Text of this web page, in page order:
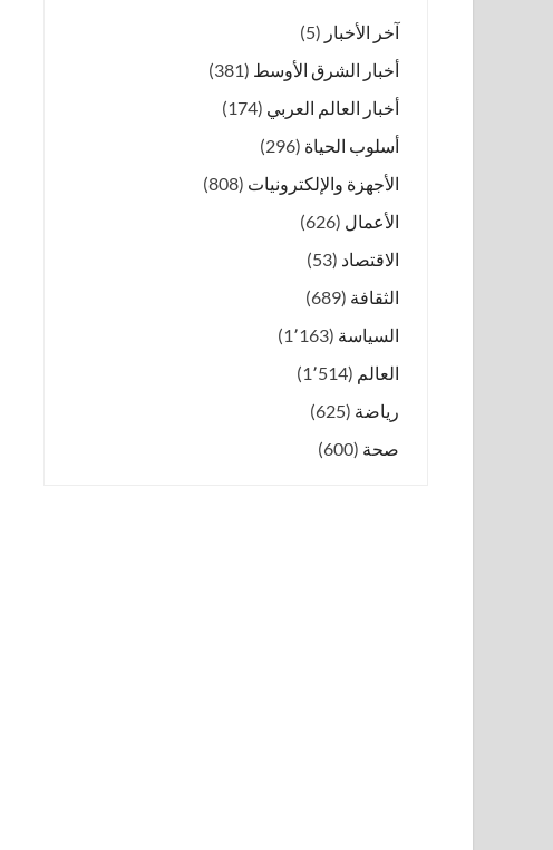
آخر الأخبار (5)
أخبار الشرق الأوسط (381)
أخبار العالم العربي (174)
أسلوب الحياة (296)
الأجهزة والإلكترونيات (808)
الأعمال (626)
الاقتصاد (53)
الثقافة (689)
السياسة (1٬163)
العالم (1٬514)
رياضة (625)
صحة (600)